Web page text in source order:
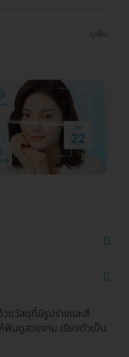
ดูเพิ่ม
ยวัสดุที่มีรูปร่างและสี
นดูสวยงาม เรียงตัวเป็น